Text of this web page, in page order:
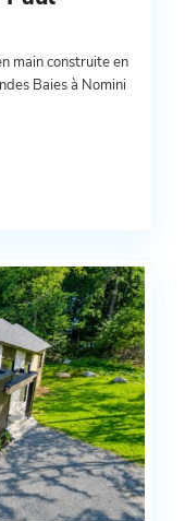
main construite en
Baies à Nomini